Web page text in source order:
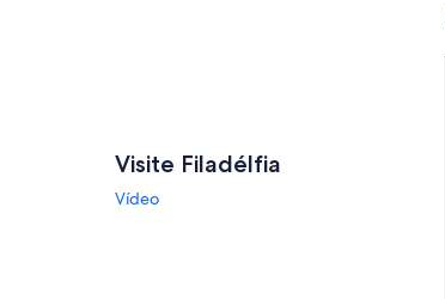
Visite Filadélfia
Vídeo